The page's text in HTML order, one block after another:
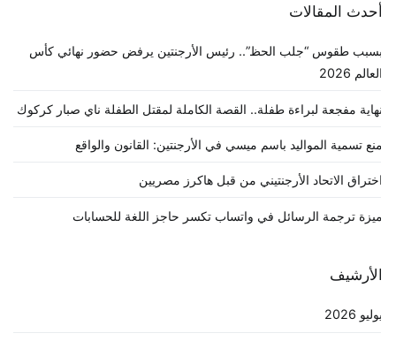
المقالات
طقوس “جلب الحظ”.. رئيس الأرجنتين يرفض حضور نهائي كأس
2026
مفجعة لبراءة طفلة.. القصة الكاملة لمقتل الطفلة ناي صبار كركوك
تسمية المواليد باسم ميسي في الأرجنتين: القانون والواقع
الاتحاد الأرجنتيني من قبل هاكرز مصريين
ترجمة الرسائل في واتساب تكسر حاجز اللغة للحسابات
2026